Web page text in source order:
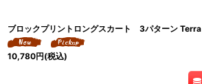
ブロックプリントロングスカート 3パターン Terra
10,780円(税込)